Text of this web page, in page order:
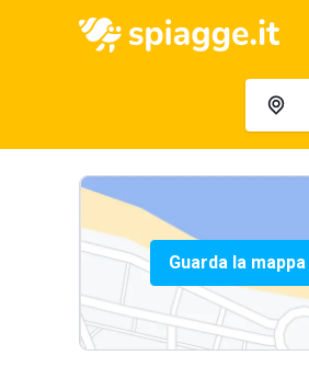
Guarda la mappa